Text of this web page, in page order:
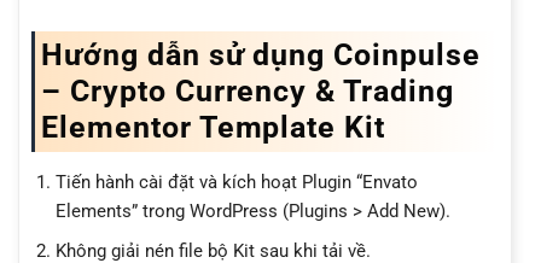
Hướng dẫn sử dụng Coinpulse
– Crypto Currency & Trading
Elementor Template Kit
Tiến hành cài đặt và kích hoạt Plugin “Envato
Elements” trong WordPress (Plugins > Add New).
Không giải nén file bộ Kit sau khi tải về.